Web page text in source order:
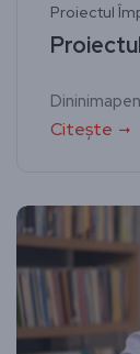
Proiectul
Citește